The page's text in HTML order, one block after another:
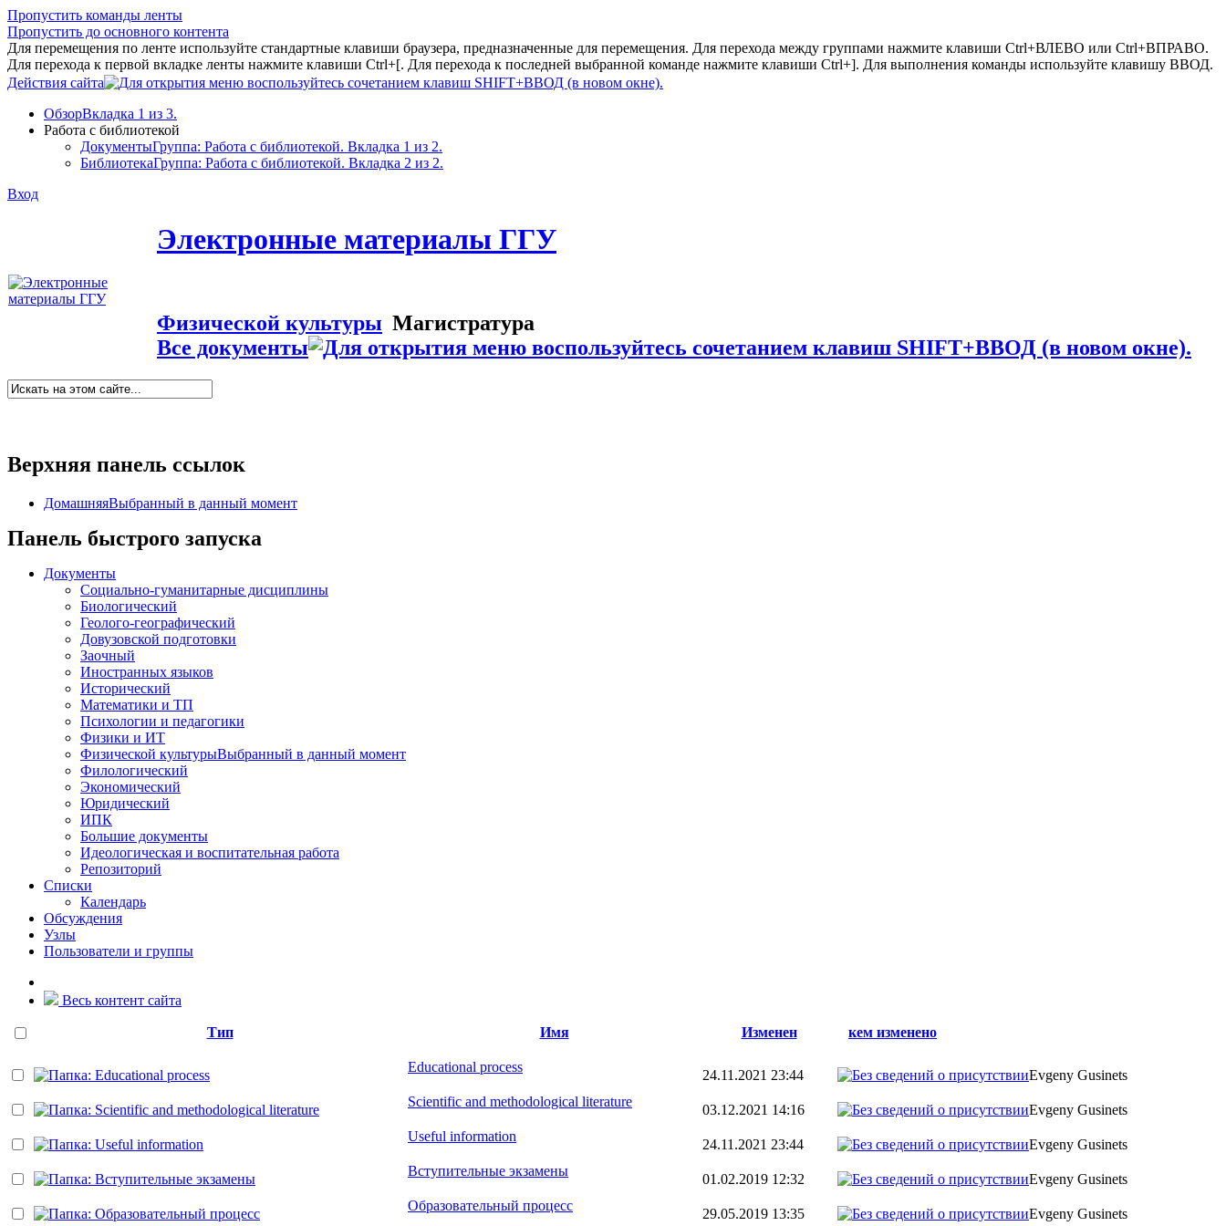
Пропустить команды ленты
Пропустить до основного контента
Для перемещения по ленте используйте стандартные клавиши браузера, предназначенные для перемещения. Для перехода между группами нажмите клавиши Ctrl+ВЛЕВО или Ctrl+ВПРАВО.
Для перехода к первой вкладке ленты нажмите клавиши Ctrl+[. Для перехода к последней выбранной команде нажмите клавиши Ctrl+]. Для выполнения команды используйте клавишу ВВОД.
Действия сайта
ОбзорВкладка 1 из 3.
Работа с библиотекой
ДокументыГруппа: Работа с библиотекой. Вкладка 1 из 2.
БиблиотекаГруппа: Работа с библиотекой. Вкладка 2 из 2.
Вход
Электронные материалы ГГУ
Физической культуры Магистратура
Все документы
Верхняя панель ссылок
ДомашняяВыбранный в данный момент
Панель быстрого запуска
Документы
Социально-гуманитарные дисциплины
Биологический
Геолого-географический
Довузовской подготовки
Заочный
Иностранных языков
Исторический
Математики и ТП
Психологии и педагогики
Физики и ИТ
Физической культурыВыбранный в данный момент
Филологический
Экономический
Юридический
ИПК
Большие документы
Идеологическая и воспитательная работа
Репозиторий
Списки
Календарь
Обсуждения
Узлы
Пользователи и группы
Весь контент сайта
Тип Имя Изменен кем изменено
Educational process
24.11.2021 23:44
Evgeny Gusinets
Scientific and methodological literature
03.12.2021 14:16
Evgeny Gusinets
Useful information
24.11.2021 23:44
Evgeny Gusinets
Вступительные экзамены
01.02.2019 12:32
Evgeny Gusinets
Образовательный процесс
29.05.2019 13:35 Evgeny Gusinets